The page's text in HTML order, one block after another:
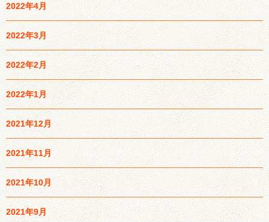
2022年4月
2022年3月
2022年2月
2022年1月
2021年12月
2021年11月
2021年10月
2021年9月